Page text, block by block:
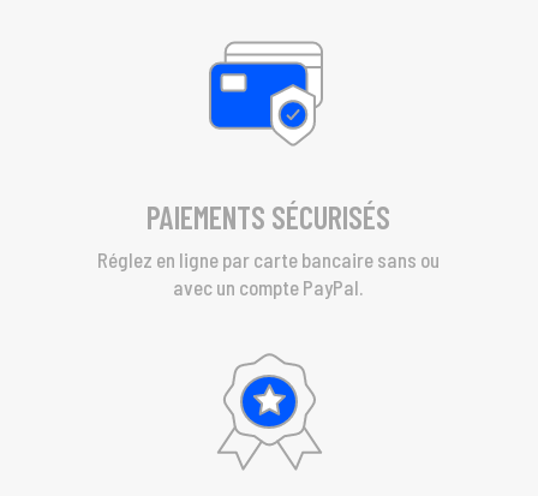
PAIEMENTS SÉCURISÉS
Réglez en ligne par carte bancaire sans ou
avec un compte PayPal.